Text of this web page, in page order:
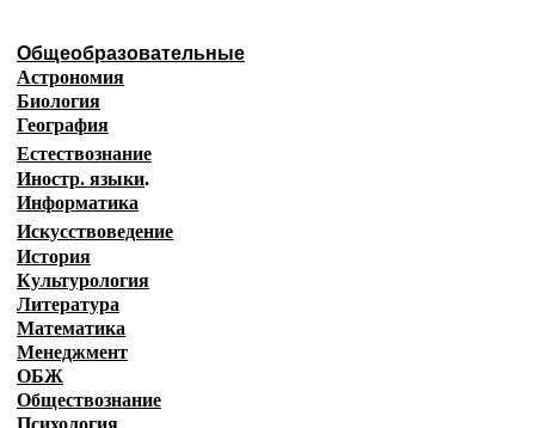
Общеобразовательные
Астрономия
Биология
География
Естествознание
Иностр. языки.
Информатика
Искусствоведение
История
Культурология
Литература
Математика
Менеджмент
ОБЖ
Обществознание
Психология